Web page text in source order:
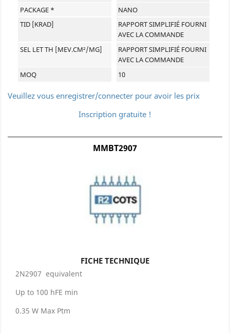
PACKAGE *
NANO
TID [KRAD]
RAPPORT SIMPLIFIÉ FOURNI
AVEC LA COMMANDE
SEL LET TH [MEV.CM²/MG]
RAPPORT SIMPLIFIÉ FOURNI
AVEC LA COMMANDE
MOQ
10
Veuillez vous enregistrer/connecter pour avoir les prix
Inscription gratuite !
MMBT2907
FICHE TECHNIQUE
2N2907 equivalent
Up to 100 hFE min
0.35 W Max Ptm